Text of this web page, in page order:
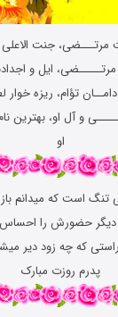
مرتـــضی، جنت
مرتـــــضی، ایل و
تؤام، ریزه خوار
و آل او، بهترین
او
تنگ است که میدانم
دیگر حضورش را
که چه زود دیر
پدرم روزت مبارک